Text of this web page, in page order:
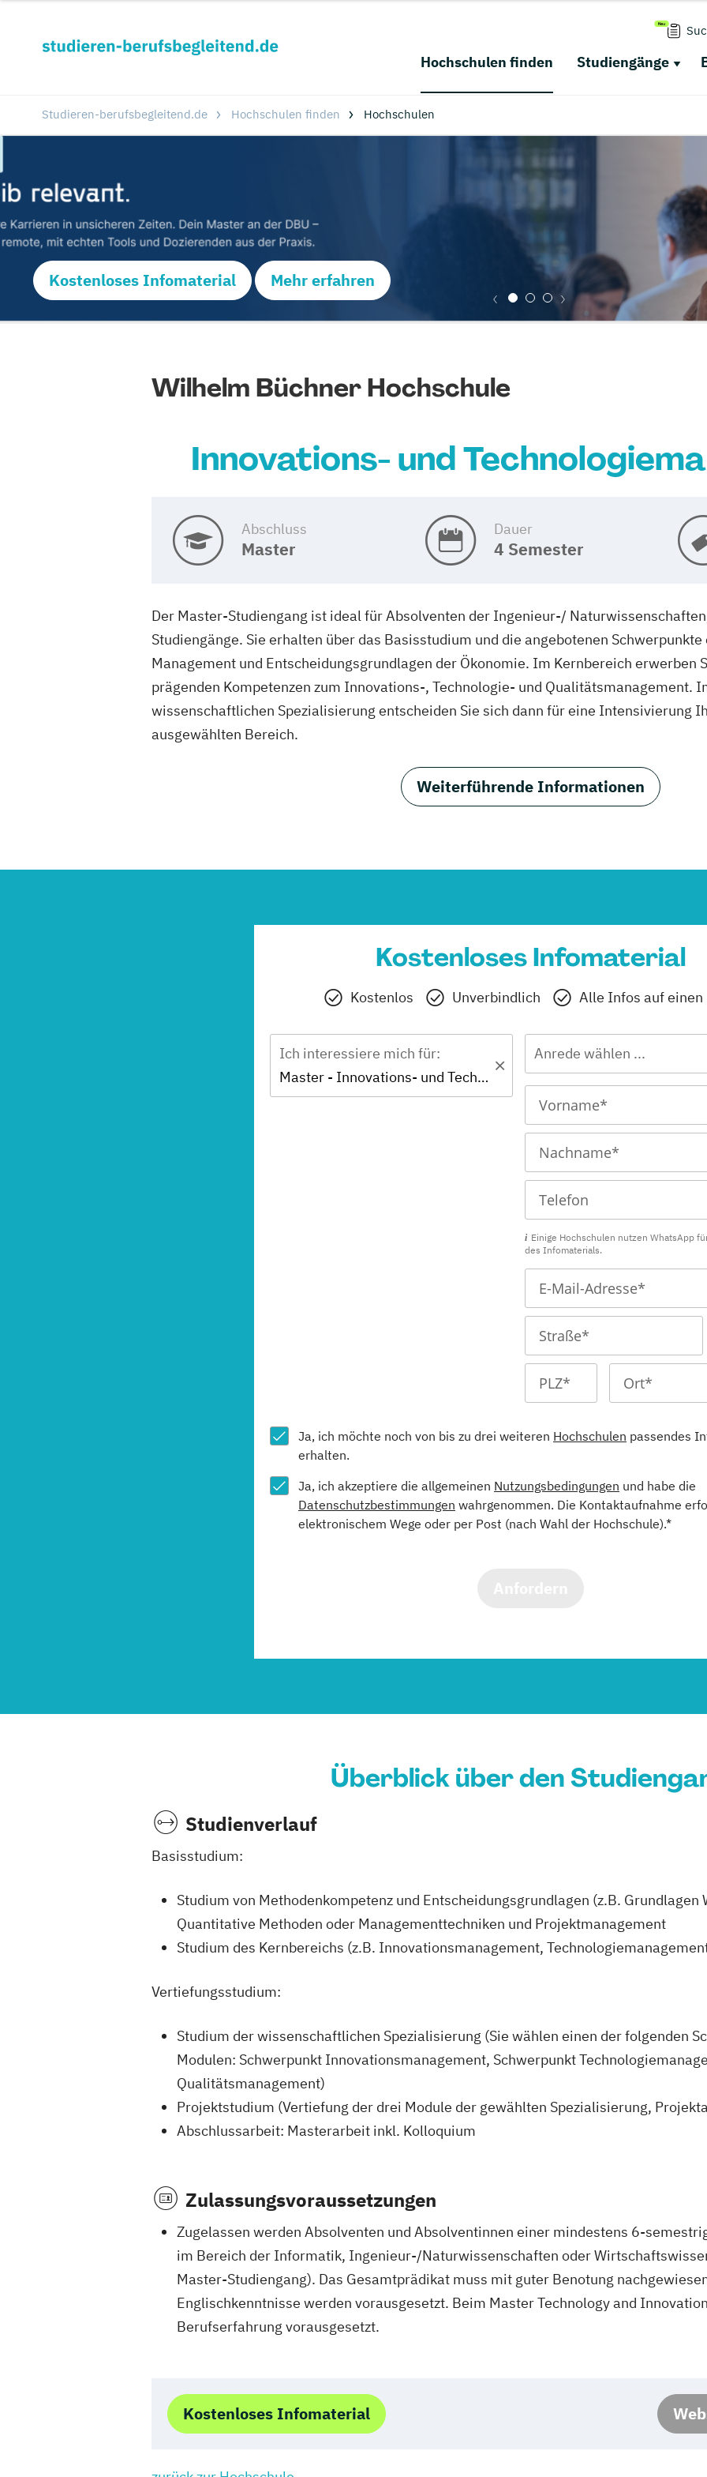
Hochschulen finden Studiengänge
Studieren-berufsbegleitend.de Hochschulen finden Hochschulen
Kostenloses Infomaterial Mehr erfahren
Wilhelm Büchner Hochschule
Innovations- und
Abschluss
Master
Dauer
4 Semester
Der Master-Studiengang ist ideal für Absolventen der Ingenieur-/
Studiengänge. Sie erhalten über das Basisstudium und die angebotenen
Management und Entscheidungsgrundlagen der Ökonomie. Im Kernbereich erwerben
prägenden Kompetenzen zum Innovations-, Technologie- und Qualitätsmanagement.
wissenschaftlichen Spezialisierung entscheiden Sie sich dann für eine Intensivierung
ausgewählten Bereich.
Weiterführende Informationen
Kostenloses Infomaterial
Kostenlos Unverbindlich Alle Infos auf einen
Ich interessiere mich für:
Master - Innovations- und Technologiemanagement
Anrede wählen ...
Einige Hochschulen nutzen WhatsApp
des Infomaterials.
Ja, ich möchte noch von bis zu drei weiteren Hochschulen passendes
erhalten.
Ja, ich akzeptiere die allgemeinen Nutzungsbedingungen und habe die
Datenschutzbestimmungen wahrgenommen. Die Kontaktaufnahme
elektronischem Wege oder per Post (nach Wahl der Hochschule).*
Überblick über den
Studienverlauf
Basisstudium:
Studium von Methodenkompetenz und Entscheidungsgrundlagen (z.B.
Quantitative Methoden oder Managementtechniken und Projektmanagement
Studium des Kernbereichs (z.B. Innovationsmanagement,
Vertiefungsstudium:
Studium der wissenschaftlichen Spezialisierung (Sie wählen einen der folgenden
Modulen: Schwerpunkt Innovationsmanagement, Schwerpunkt
Qualitätsmanagement)
Projektstudium (Vertiefung der drei Module der gewählten Spezialisierung,
Abschlussarbeit: Masterarbeit inkl. Kolloquium
Zulassungsvoraussetzungen
Zugelassen werden Absolventen und Absolventinnen einer mindestens 6-
im Bereich der Informatik, Ingenieur-/Naturwissenschaften oder
Master-Studiengang). Das Gesamtprädikat muss mit guter Benotung
Englischkenntnisse werden vorausgesetzt. Beim Master Technology and
Berufserfahrung vorausgesetzt.
Kostenloses Infomaterial